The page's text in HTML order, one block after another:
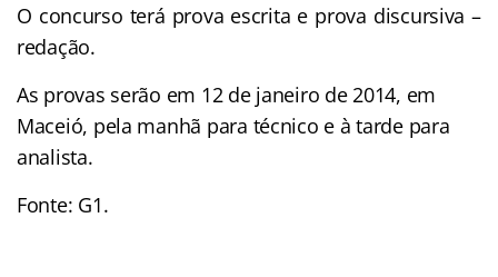
O concurso terá prova escrita e prova discursiva –
redação.
As provas serão em 12 de janeiro de 2014, em
Maceió, pela manhã para técnico e à tarde para
analista.
Fonte: G1.